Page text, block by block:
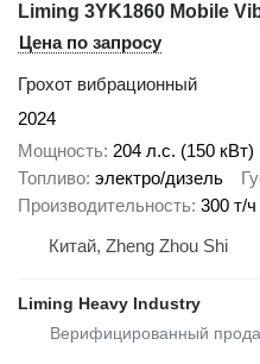
Liming 3YK1860 Mobile
Цена по запросу
Грохот вибрационный
2024
Мощность 204 л.с. (150 кВт)
Топливо электро/дизель
Производительность 300 т/ч
Китай, Zheng Zhou Shi
Liming Heavy Industry